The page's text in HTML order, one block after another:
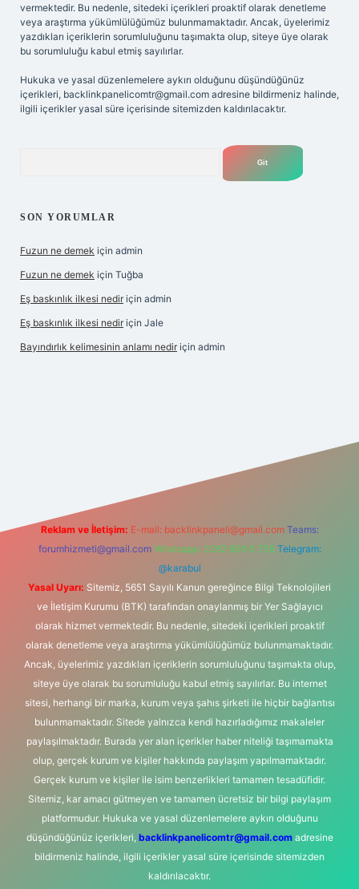
vermektedir. Bu nedenle, sitedeki içerikleri proaktif olarak denetleme
veya araştırma yükümlülüğümüz bulunmamaktadır. Ancak, üyelerimiz
yazdıkları içeriklerin sorumluluğunu taşımakta olup, siteye üye olarak
bu sorumluluğu kabul etmiş sayılırlar.
Hukuka ve yasal düzenlemelere aykırı olduğunu düşündüğünüz
içerikleri, backlinkpanelicomtr@gmail.com adresine bildirmeniz halinde,
ilgili içerikler yasal süre içerisinde sitemizden kaldırılacaktır.
SON YORUMLAR
Fuzun ne demek için admin
Fuzun ne demek için Tuğba
Eş baskınlık ilkesi nedir için admin
Eş baskınlık ilkesi nedir için Jale
Bayındırlık kelimesinin anlamı nedir için admin
Reklam ve İletişim: E-mail: backlinkpaneli@gmail.com Teams:
forumhizmeti@gmail.com Whatsapp: 0262 606 0 726 Telegram:
@karabul
Yasal Uyarı: Sitemiz, 5651 Sayılı Kanun gereğince Bilgi Teknolojileri
ve İletişim Kurumu (BTK) tarafından onaylanmış bir Yer Sağlayıcı
olarak hizmet vermektedir. Bu nedenle, sitedeki içerikleri proaktif
olarak denetleme veya araştırma yükümlülüğümüz bulunmamaktadır.
Ancak, üyelerimiz yazdıkları içeriklerin sorumluluğunu taşımakta olup,
siteye üye olarak bu sorumluluğu kabul etmiş sayılırlar. Bu internet
sitesi, herhangi bir marka, kurum veya şahıs şirketi ile hiçbir bağlantısı
bulunmamaktadır. Sitede yalnızca kendi hazırladığımız makaleler
paylaşılmaktadır. Burada yer alan içerikler haber niteliği taşımamakta
olup, gerçek kurum ve kişiler hakkında paylaşım yapılmamaktadır.
Gerçek kurum ve kişiler ile isim benzerlikleri tamamen tesadüfidir.
Sitemiz, kar amacı gütmeyen ve tamamen ücretsiz bir bilgi paylaşım
platformudur. Hukuka ve yasal düzenlemelere aykırı olduğunu
düşündüğünüz içerikleri, backlinkpanelicomtr@gmail.comadresine
bildirmeniz halinde, ilgili içerikler yasal süre içerisinde sitemizden
kaldırılacaktır.